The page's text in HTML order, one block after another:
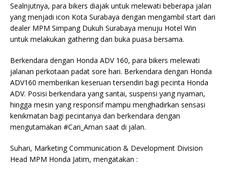
Sealnjutnya, para bikers diajak untuk melewati beberapa jalan
yang menjadi icon Kota Surabaya dengan mengambil start dari
dealer MPM Simpang Dukuh Surabaya menuju Hotel Win
untuk melakukan gathering dan buka puasa bersama.
Berkendara dengan Honda ADV 160, para bikers melewati
jalanan perkotaan padat sore hari. Berkendara dengan Honda
ADV160 memberikan keseruan tersendiri bagi pecinta Honda
ADV. Posisi berkendara yang santai, suspensi yang nyaman,
hingga mesin yang responsif mampu menghadirkan sensasi
kenikmatan bagi pecintanya dan berkendara dengan
mengutamakan #Cari_Aman saat di jalan.
Suhari, Marketing Communication & Development Division
Head MPM Honda Jatim, mengatakan :